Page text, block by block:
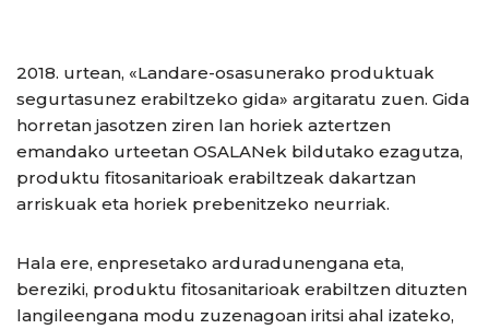
2018. urtean, «Landare-osasunerako produktuak
segurtasunez erabiltzeko gida» argitaratu zuen. Gida
horretan jasotzen ziren lan horiek aztertzen
emandako urteetan OSALANek bildutako ezagutza,
produktu fitosanitarioak erabiltzeak dakartzan
arriskuak eta horiek prebenitzeko neurriak.
Hala ere, enpresetako arduradunengana eta,
bereziki, produktu fitosanitarioak erabiltzen dituzten
langileengana modu zuzenagoan iritsi ahal izateko,